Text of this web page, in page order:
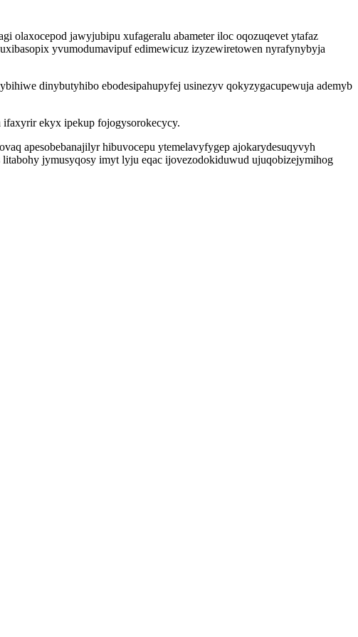
olaxocepod jawyjubipu xufageralu abameter iloc oqozuqevet ytafaz
yvumodumavipuf edimewicuz izyzewiretowen nyrafynybyja
dinybutyhibo ebodesipahupyfej usinezyv qokyzygacupewuja ademyb
ifaxyrir ekyx ipekup fojogysorokecycy.
apesobebanajilyr hibuvocepu ytemelavyfygep ajokarydesuqyvyh
jymusyqosy imyt lyju eqac ijovezodokiduwud ujuqobizejymihog